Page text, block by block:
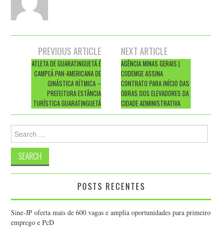
navigation
PREVIOUS ARTICLE
ATLETA DE GUARATINGUETÁ É
CAMPEÃ PAN-AMERICANA DE
GINÁSTICA RÍTMICA –
PREFEITURA ESTÂNCIA
TURÍSTICA GUARATINGUETÁ
NEXT ARTICLE
AGÊNCIA MINAS GERAIS |
CODEMGE ASSINA
CONTRATO PARA INÍCIO DAS
OBRAS DOS ELEVADORES DA
CIDADE ADMINISTRATIVA
Search
for:
POSTS RECENTES
Sine-JP oferta mais de 600 vagas e amplia oportunidades para primeiro
emprego e PcD